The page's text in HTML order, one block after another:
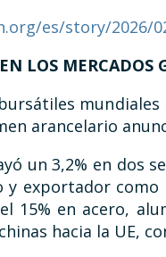
es/story/2026/
LOS MERCADOS
arancelario
un 3,2% en dos
exportador como
15% en acero,
hacia la UE,